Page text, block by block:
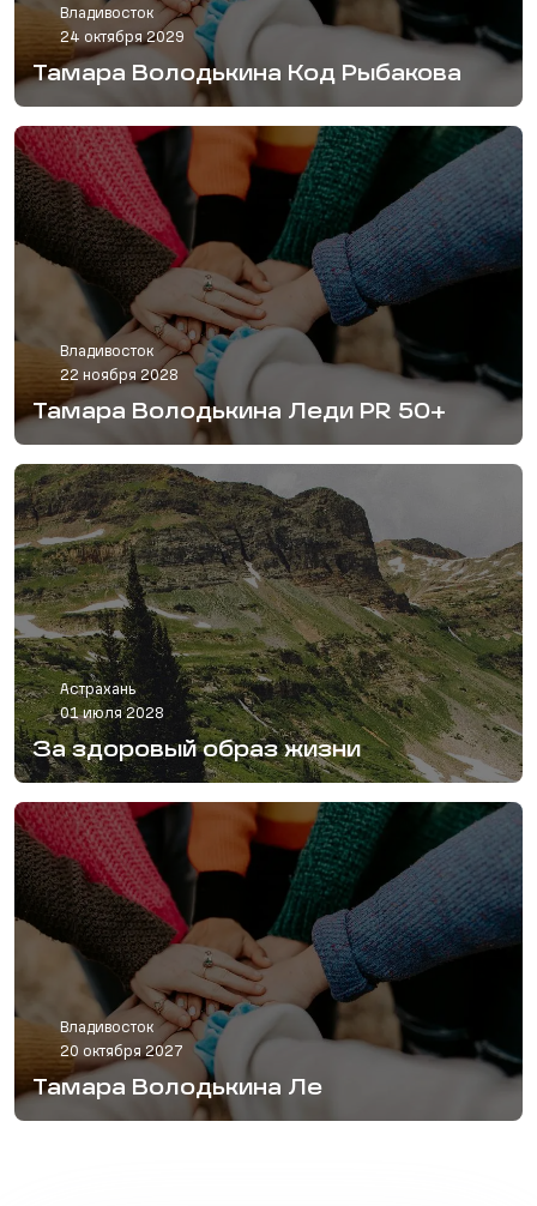
Владивосток
24 октября 2029
Тамара Володькина Код Рыбакова
Владивосток
22 ноября 2028
Тамара Володькина Леди PR 50+
Астрахань
01 июля 2028
За здоровый образ жизни
Владивосток
20 октября 2027
Тамара Володькина Ле